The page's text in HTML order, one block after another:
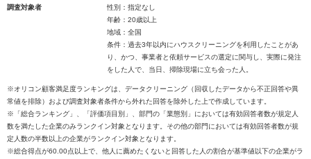
調査対象者
性別：指定なし
年齢：20歳以上
地域：全国
条件：過去3年以内にハウスクリーニングを利用したことがあ
り、かつ、事業者と依頼サービスの選定に関与し、実際に発注
をした人で、当日、掃除現場に立ち会った人。
※オリコン顧客満足度ランキングは、データクリーニング（回収したデータから不正回答や異
常値を排除）および調査対象者条件から外れた回答を除外した上で作成しています。
※「総合ランキング」、「評価項目別」、部門の「業態別」においては有効回答者数が規定人
数を満たした企業のみランクイン対象となります。その他の部門においては有効回答者数が規
定人数の半数以上の企業がランクイン対象となります。
※総合得点が60.00点以上で、他人に薦めたくないと回答した人の割合が基準値以下の企業がラ